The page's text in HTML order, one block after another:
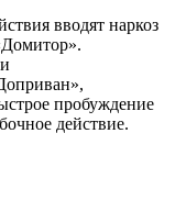
вводят наркоз
пробуждение
действие.